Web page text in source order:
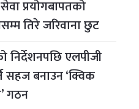
प्रयोगबापतको
तिरे जरिवाना छुट
निर्देशनपछि एलपीजी
सहज बनाउन ‘क्विक
गठन